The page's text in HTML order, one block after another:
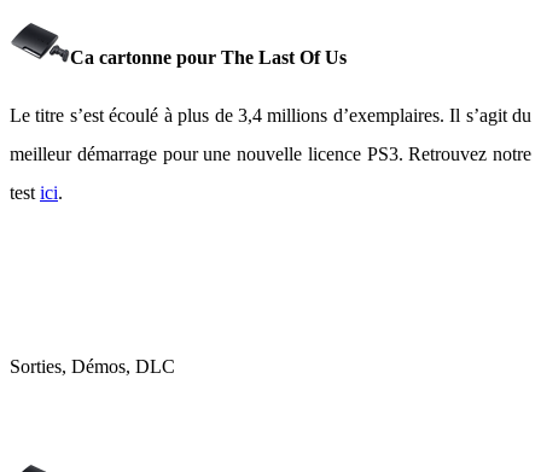
Ca cartonne pour The Last Of Us
Le titre s’est écoulé à plus de 3,4 millions d’exemplaires. Il s’agit du
meilleur démarrage pour une nouvelle licence PS3. Retrouvez notre
test ici.
Sorties, Démos, DLC